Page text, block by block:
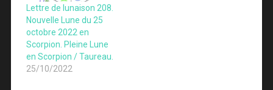
Lettre de lunaison 208.
Nouvelle Lune du 25
octobre 2022 en
Scorpion. Pleine Lune
en Scorpion / Taureau.
25/10/2022